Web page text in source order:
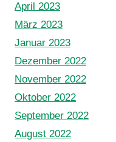
April 2023
März 2023
Januar 2023
Dezember 2022
November 2022
Oktober 2022
September 2022
August 2022